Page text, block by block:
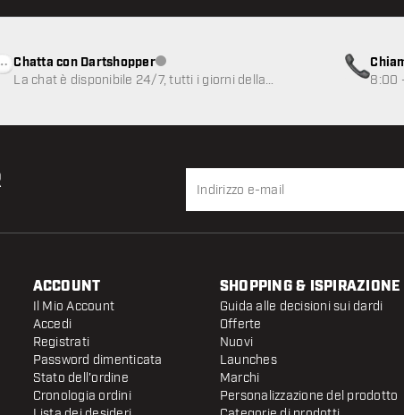
Chatta con DartshopperServizio clienti non disponibile
La chat è disponibile 24/7, tutti i giorni della
8:00
ACCOUNT
Il Mio Account
Accedi
Registrati
Password dimenticata
Stato dell'ordine
Cronologia ordini
SHOPPING & ISPIRAZIONE
Guida alle decisioni sui dardi
Offerte
Nuovi
Launches
Marchi
Personalizzazione del prodotto